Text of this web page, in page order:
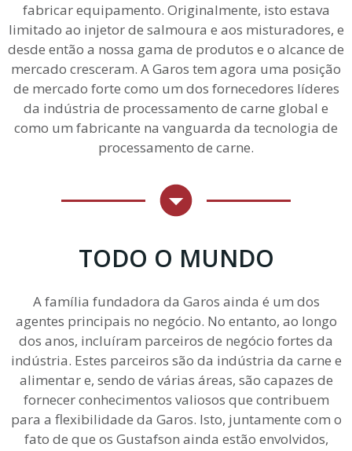
fabricar equipamento. Originalmente, isto estava
limitado ao injetor de salmoura e aos misturadores, e
desde então a nossa gama de produtos e o alcance de
mercado cresceram. A Garos tem agora uma posição
de mercado forte como um dos fornecedores líderes
da indústria de processamento de carne global e
como um fabricante na vanguarda da tecnologia de
processamento de carne.
TODO O MUNDO
A família fundadora da Garos ainda é um dos
agentes principais no negócio. No entanto, ao longo
dos anos, incluíram parceiros de negócio fortes da
indústria. Estes parceiros são da indústria da carne e
alimentar e, sendo de várias áreas, são capazes de
fornecer conhecimentos valiosos que contribuem
para a flexibilidade da Garos. Isto, juntamente com o
fato de que os Gustafson ainda estão envolvidos,